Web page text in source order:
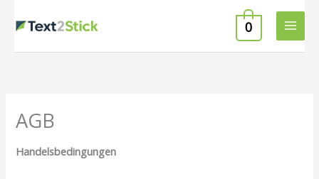
Inhalt
0
AGB
Handelsbedingungen